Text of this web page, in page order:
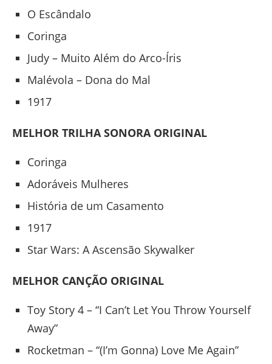
O Escândalo
Coringa
Judy – Muito Além do Arco-Íris
Malévola – Dona do Mal
1917
MELHOR TRILHA SONORA ORIGINAL
Coringa
Adoráveis Mulheres
História de um Casamento
1917
Star Wars: A Ascensão Skywalker
MELHOR CANÇÃO ORIGINAL
Toy Story 4 – “I Can’t Let You Throw Yourself
Away”
Rocketman – “(I’m Gonna) Love Me Again”